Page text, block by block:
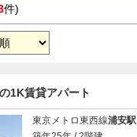
件)
1K賃貸アパート
東京メトロ東西線浦安駅